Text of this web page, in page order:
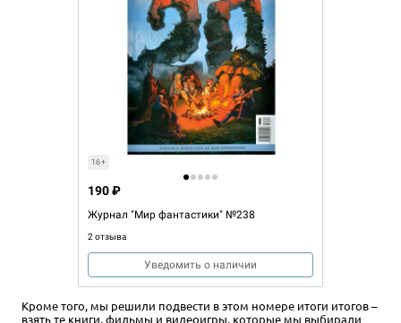
16+
Журнал "Мир фантастики" №238
2 отзыва
190 ₽
Уведомить о наличии
Кроме того, мы решили подвести в этом номере итоги итогов –
взять те книги, фильмы и видеоигры, которые мы выбирали